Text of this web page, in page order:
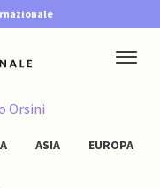
Orsini
ASIA EUROPA